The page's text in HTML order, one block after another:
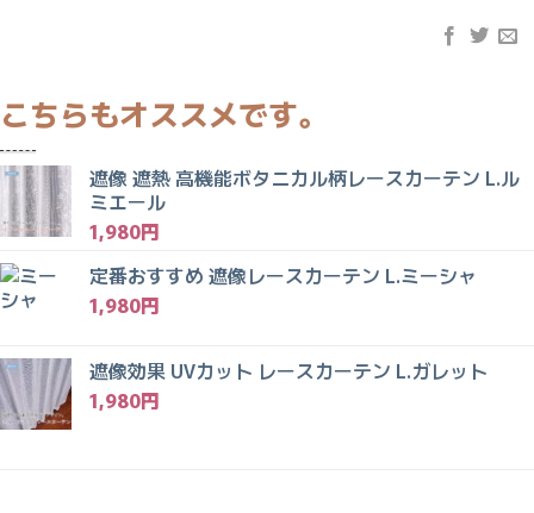
遮像 遮熱 高機能ボタニカル柄レースカーテン L.ル
ミエール
1,980円
定番おすすめ 遮像レースカーテン L.ミーシャ
1,980円
遮像効果 UVカット レースカーテン L.ガレット
1,980円